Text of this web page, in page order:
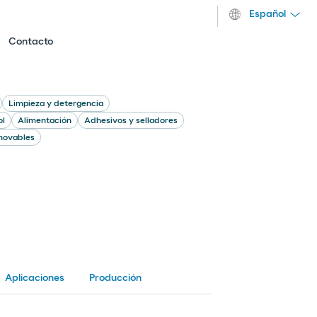
Contacto
Español
Limpieza y detergencia
Alimentación
Adhesivos y selladores
Aplicaciones Producción